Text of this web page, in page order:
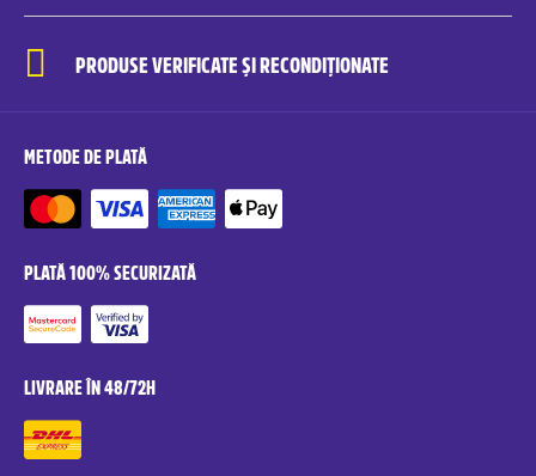
PRODUSE VERIFICATE ȘI RECONDIȚIONATE
METODE DE PLATĂ
PLATĂ 100% SECURIZATĂ
LIVRARE ÎN 48/72H